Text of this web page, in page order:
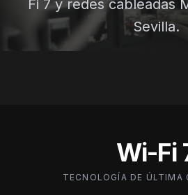
Fi 7 y redes cableadas
Sevilla.
Wi-Fi
TECNOLOGÍA DE ÚLTIMA